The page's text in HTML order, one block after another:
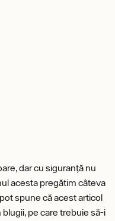
dar cu siguranță nu
acesta pregătim câteva
spune că acest articol
pe care trebuie să-i